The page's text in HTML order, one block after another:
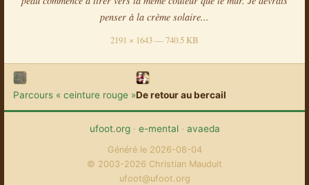
penser à la crème solaire...
2191 × 1643 — 740.5 KB
Parcours « ceinture rouge »De retour au bercail
ufoot.org· e-mental· avaeda
Généré le 2026-08-04
© 2003-2026 Christian Mauduit
ufoot@ufoot.org